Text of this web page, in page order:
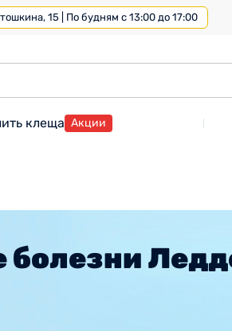
15 | По будням с 13:00 до 17:00
клеща Акции
болезни